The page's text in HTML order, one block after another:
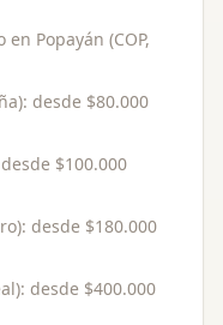
Popayán (COP,
: desde $80.000
$100.000
: desde $180.000
: desde $400.000